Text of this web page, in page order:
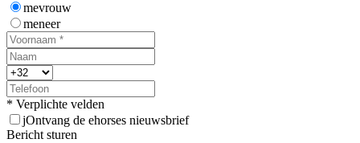
mevrouw
meneer
* Verplichte velden
jOntvang de ehorses nieuwsbrief
Bericht sturen